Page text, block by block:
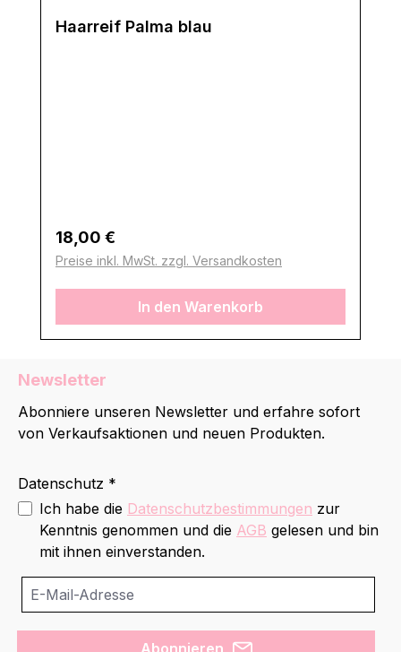
Haarreif Palma blau
Regulärer Preis:
18,00 €
Preise inkl. MwSt. zzgl. Versandkosten
In den Warenkorb
Newsletter
Abonniere unseren Newsletter und erfahre sofort
von Verkaufsaktionen und neuen Produkten.
Datenschutz *
Ich habe die Datenschutzbestimmungen zur
Kenntnis genommen und die AGB gelesen und bin
mit ihnen einverstanden.